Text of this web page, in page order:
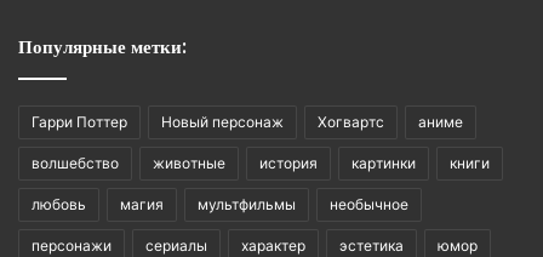
Популярные метки:
Гарри Поттер Новый персонаж Хогвартс аниме
волшебство животные история картинки книги
любовь магия мультфильмы необычное
персонажи сериалы характер эстетика юмор